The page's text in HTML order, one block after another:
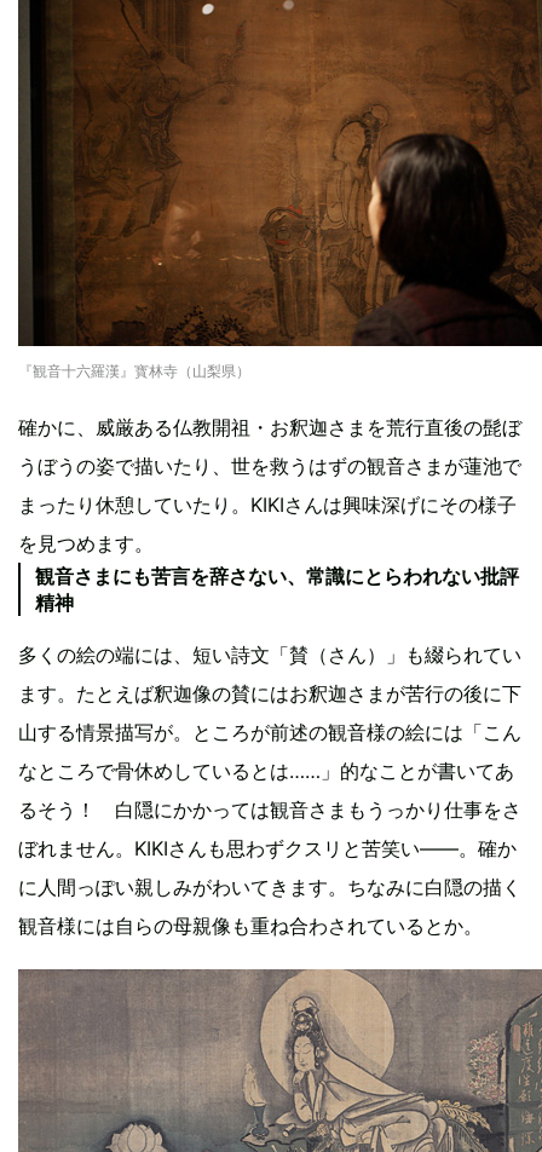
『観音十六羅漢』寳林寺（山梨県）
確かに、威厳ある仏教開祖・お釈迦さまを荒行直後の髭ぼ
うぼうの姿で描いたり、世を救うはずの観音さまが蓮池で
まったり休憩していたり。KIKIさんは興味深げにその様子
を見つめます。
観音さまにも苦言を辞さない、常識にとらわれない批評
精神
多くの絵の端には、短い詩文「賛（さん）」も綴られてい
ます。たとえば釈迦像の賛にはお釈迦さまが苦行の後に下
山する情景描写が。ところが前述の観音様の絵には「こん
なところで骨休めしているとは……」的なことが書いてあ
るそう！ 白隠にかかっては観音さまもうっかり仕事をさ
ぼれません。KIKIさんも思わずクスリと苦笑い――。確か
に人間っぽい親しみがわいてきます。ちなみに白隠の描く
観音様には自らの母親像も重ね合わされているとか。